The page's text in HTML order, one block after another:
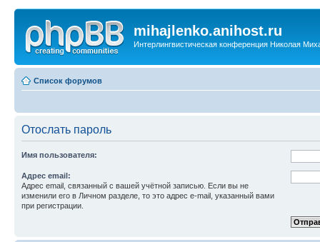
mihajlenko.anihost.ru
Интерлингвистическая конференция Николая
Список форумов
Отослать пароль
Имя пользователя:
Адрес email:
Адрес email, связанный с вашей учётной записью. Если вы не
изменили его в Личном разделе, то это адрес e-mail, указанный вами
при регистрации.